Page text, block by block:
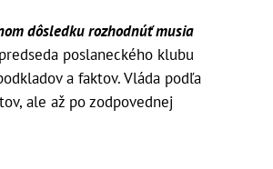
dôsledku rozhodnúť musia
poslaneckého klubu
a faktov. Vláda podľa
ale až po zodpovednej